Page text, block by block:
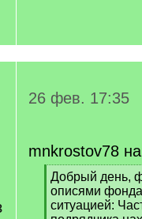
26 фев. 17:35
mnkrostov78
[
q
]
Добрый день,
описями
ситуацией: